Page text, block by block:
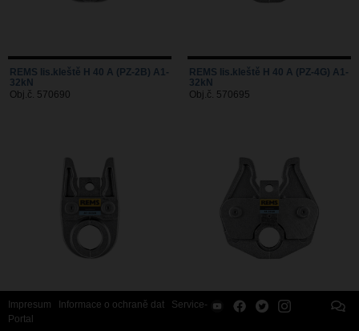
REMS lis.kleště H 40 A (PZ-2B) A1-
32kN
Obj.č. 570690
REMS lis.kleště H 40 A (PZ-4G) A1-
32kN
Obj.č. 570695
Impresum Informace o ochraně dat
Service-
Portal